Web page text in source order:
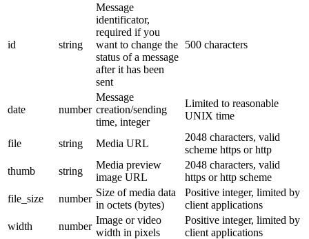
id string
Message
identificator,
required if you
want to change the
status of a message
after it has been
sent
500 characters
date number
Message
creation/sending
time, integer
Limited to reasonable
UNIX time
file string Media URL
2048 characters, valid
scheme https or http
thumb
string
Media preview
image URL
2048 characters, valid
https or http scheme
file_size
number
Size of media data
in octets (bytes)
Positive integer, limited by
client applications
width
number
Image or video
width in pixels
Positive integer, limited by
client applications